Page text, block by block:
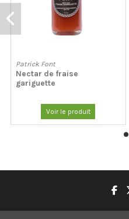
Patrick Font
Nectar de fraise
gariguette
Voir le produit